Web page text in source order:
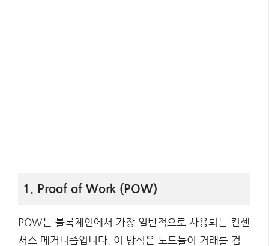
1. Proof of Work (POW)
POW는 블록체인에서 가장 일반적으로 사용되는 컨센
서스 메커니즘입니다. 이 방식은 노드들이 거래를 검